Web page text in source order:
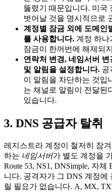
뚫렸기 때문입니다. 미국
벗어날 것을 명시적으로
계정별 잠금 외에 도메인
를 사용합니다. 계정 하나
잠금이 한꺼번에 해제되
연락처 변경, 네임서버
및 알림을 설정합니다. 공
이 알림을 차단하는 것입
는 채널로 알림이 전달된
있습니다.
3. DNS 공급자 탈취
레지스트라 계정이 철저히 잠
하는 네임서버가 별도 계정을
Route 53, NS1, DNSimple, 자
니다. 공격자가 그 DNS 계정에
릴 필요가 없습니다. A, MX,